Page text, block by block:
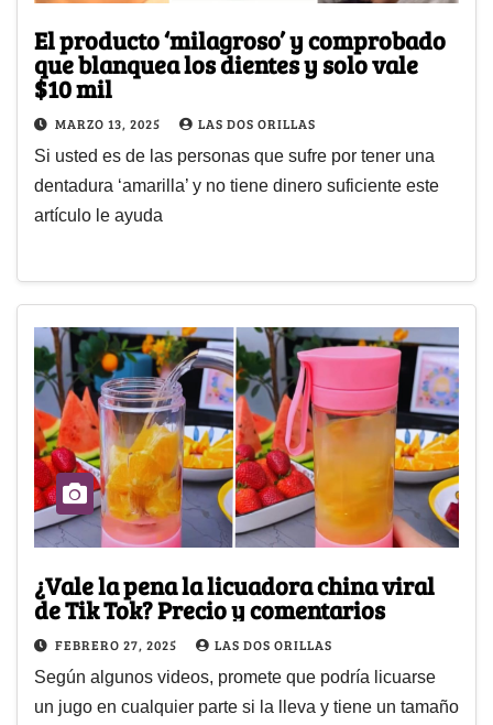
El producto ‘milagroso’ y comprobado
que blanquea los dientes y solo vale
$10 mil
MARZO 13, 2025 LAS DOS ORILLAS
Si usted es de las personas que sufre por tener una
dentadura ‘amarilla’ y no tiene dinero suficiente este
artículo le ayuda
¿Vale la pena la licuadora china viral
de Tik Tok? Precio y comentarios
FEBRERO 27, 2025 LAS DOS ORILLAS
Según algunos videos, promete que podría licuarse
un jugo en cualquier parte si la lleva y tiene un tamaño